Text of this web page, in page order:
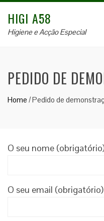
HIGI A58
Higiene e Acção Especial
PEDIDO DE
Home /Pedido de
O seu nome
O seu email (obrigatório)